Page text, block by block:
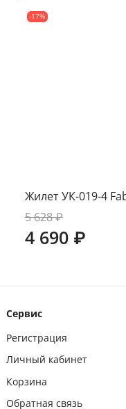
-17%
Жилет УК-019-4
5 628 ₽
4 690 ₽
Сервис
Регистрация
Личный кабинет
Корзина
Обратная связь